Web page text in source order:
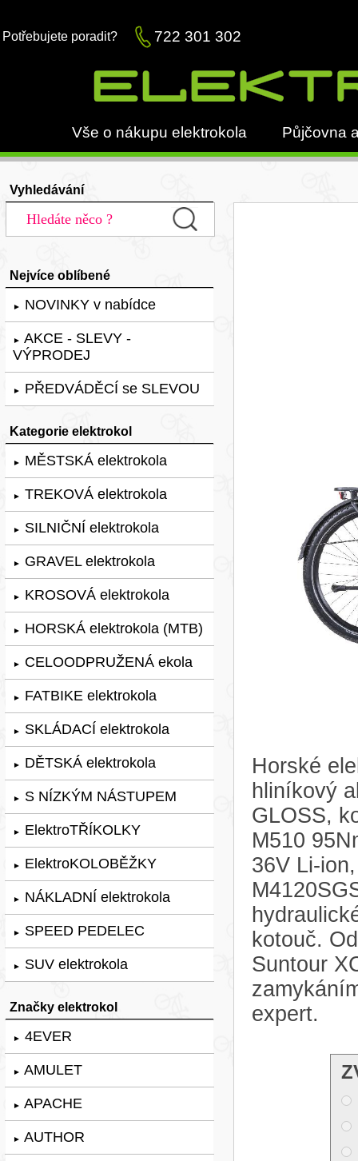
Potřebujete poradit? 722 301 302
Vše o nákupu elektrokola Půjčovna
Vyhledávání
Nejvíce oblíbené
► NOVINKY v nabídce
► AKCE - SLEVY -
VÝPRODEJ
► PŘEDVÁDĚCÍ se SLEVOU
Kategorie elektrokol
► MĚSTSKÁ elektrokola
► TREKOVÁ elektrokola
► SILNIČNÍ elektrokola
► GRAVEL elektrokola
► KROSOVÁ elektrokola
► HORSKÁ elektrokola (MTB)
► CELOODPRUŽENÁ ekola
► FATBIKE elektrokola
► SKLÁDACÍ elektrokola
► DĚTSKÁ elektrokola
► S NÍZKÝM NÁSTUPEM
► ElektroTŘÍKOLKY
► ElektroKOLOBĚŽKY
► NÁKLADNÍ elektrokola
► SPEED PEDELEC
► SUV elektrokola
Značky elektrokol
► 4EVER
► AMULET
► APACHE
► AUTHOR
Horské
hliníkový
GLOSS,
M510
36V Li-
kotouč.
Suntour
expert.